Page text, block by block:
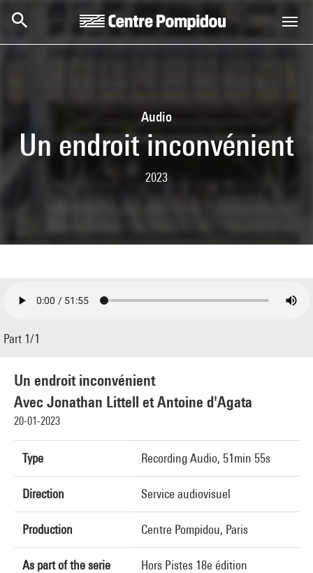
Audio
Un endroit inconvénient
2023
Un endroit inconvénient
Avec Jonathan Littell et Antoine d'Agata
20-01-2023
Type Recording Audio, 51min 55s
Direction Service audiovisuel
Production Centre Pompidou, Paris
As part of the serie Hors Pistes 18e édition
Part 1/1